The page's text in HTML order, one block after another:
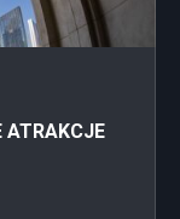
ATRAKCJE